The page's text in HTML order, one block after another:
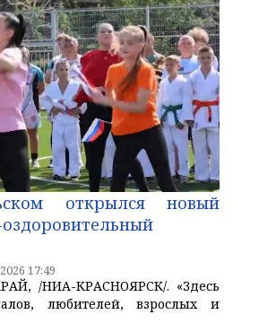
открылся новый
17:49
/НИА-КРАСНОЯРСК/. «Здесь
любителей, взрослых и